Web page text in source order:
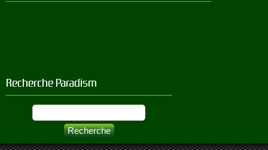
Recherche Paradism